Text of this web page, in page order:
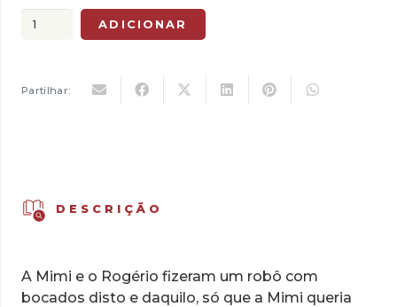
original
era:
atual
é:
Quantidade
e
Robô
Malvado
ADICIONAR
Partilhar:
DESCRIÇÃO
A Mimi e o Rogério fizeram um robô com
bocados disto e daquilo, só que a Mimi queria